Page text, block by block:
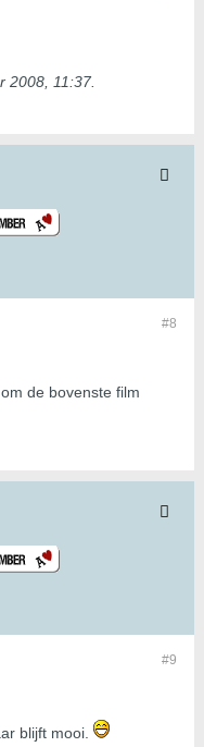
2008, 11:37.
#8
de bovenste film
#9
blijft mooi.